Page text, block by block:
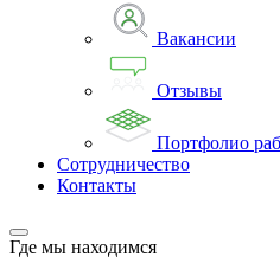
Вакансии
Отзывы
Портфолио
Сотрудничество
Контакты
Где мы находимся